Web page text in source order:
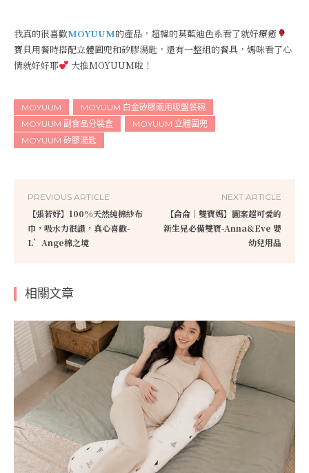
我真的很喜歡MOYUUM的產品，超韓的莫藍迪色系看了就好療癒
寶貝用餐時搭配立體圍兜和矽膠湯匙，還有一整組的餐具，媽咪看了心
情就好好耶
大推MOYUUM啦！
MOYUUM
MOYUUM 白金矽膠兩用吸盤餐碗
MOYUUM 副食品分裝盒
MOYUUM 立體圍兜
MOYUUM 矽膠湯匙
PREVIOUS ARTICLE
【張若妤】100%天然純棉紗布
巾，吸水力很讚，真心喜歡-
L’Ange棉之境
NEXT ARTICLE
【侖侖｜雙寶媽】圖案超可愛的
新生兒必備雙寶-Anna&Eve 嬰
幼兒用品
相關文章